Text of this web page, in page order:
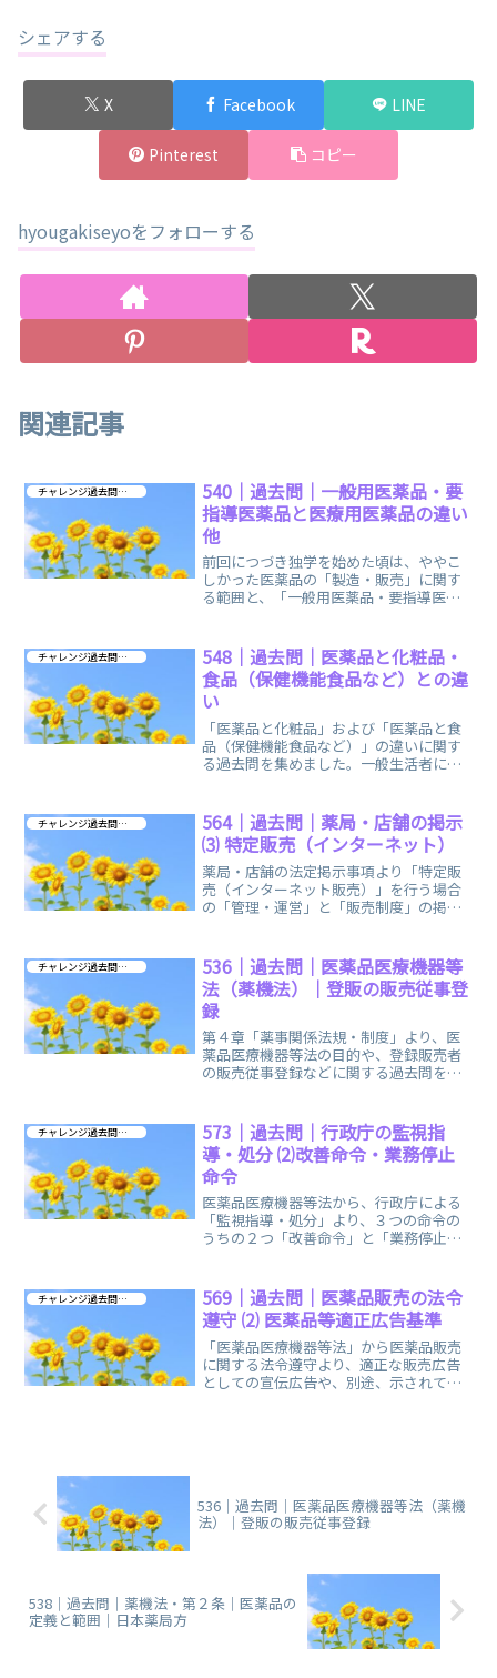
シェアする
X Facebook LINE
Pinterest コピー
hyougakiseyoをフォローする
関連記事
チャレンジ過去問 第４章
540｜過去問｜一般用医薬品・要
指導医薬品と医療用医薬品の違い
他
前回につづき独学を始めた頃は、ややこ
しかった医薬品の「製造・販売」に関す
る範囲と、「一般用医薬品・要指導医薬
チャレンジ過去問 第４章
548｜過去問｜医薬品と化粧品・
食品（保健機能食品など）との違
い
「医薬品と化粧品」および「医薬品と食
品（保健機能食品など）」の違いに関す
る過去問を集めました。一般生活者に馴
チャレンジ過去問 第４章
564｜過去問｜薬局・店舗の掲示
⑶ 特定販売（インターネット）
薬局・店舗の法定掲示事項より「特定販
売（インターネット販売）」を行う場合
の「管理・運営」と「販売制度」の掲示
チャレンジ過去問 第４章
536｜過去問｜医薬品医療機器等
法（薬機法）｜登販の販売従事登
録
第４章「薬事関係法規・制度」より、医
薬品医療機器等法の目的や、登録販売者
の販売従事登録などに関する過去問をお
チャレンジ過去問 第４章
573｜過去問｜行政庁の監視指
導・処分 ⑵改善命令・業務停止
命令
医薬品医療機器等法から、行政庁による
「監視指導・処分」より、３つの命令の
うちの２つ「改善命令」と「業務停止命
チャレンジ過去問 第４章
569｜過去問｜医薬品販売の法令
遵守 ⑵ 医薬品等適正広告基準
「医薬品医療機器等法」から医薬品販売
に関する法令遵守より、適正な販売広告
としての宣伝広告や、別途、示されてい
536｜過去問｜医薬品医療機器等法（薬機
法）｜登販の販売従事登録
538｜過去問｜薬機法・第２条｜医薬品の
定義と範囲｜日本薬局方